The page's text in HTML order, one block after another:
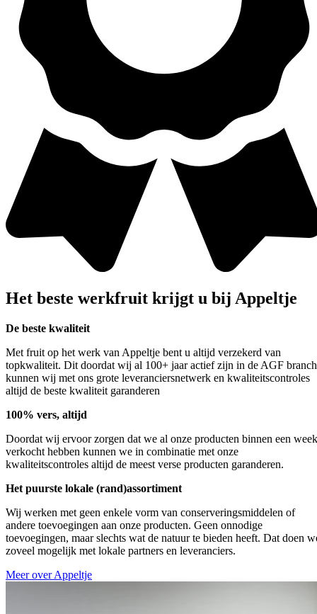
Het beste werkfruit krijgt u bij Appeltje
De beste kwaliteit
Met fruit op het werk van Appeltje bent u altijd verzekerd van
topkwaliteit. Dit doordat wij al 100+ jaar actief zijn in de AGF
kunnen wij met ons grote leveranciersnetwerk en kwaliteitscontroles
altijd de beste kwaliteit garanderen
100% vers, altijd
Doordat wij ervoor zorgen dat we al onze producten binnen een week
verkocht hebben kunnen we in combinatie met onze
kwaliteitscontroles altijd de meest verse producten garanderen.
Het puurste lokale (rand)assortiment
Wij werken met geen enkele vorm van conserveringsmiddelen of
andere toevoegingen aan onze producten. Geen onnodige
toevoegingen, maar slechts wat de natuur te bieden heeft. Dat doen
zoveel mogelijk met lokale partners en leveranciers.
Meer over Appeltje